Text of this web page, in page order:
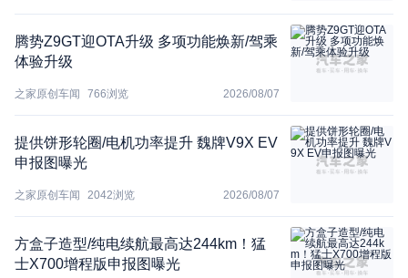
腾势Z9GT迎OTA升级 多项功能焕新/驾乘
体验升级
之家原创车闻 766浏览 2026/08/07
提供饼形轮圈/电机功率提升 魏牌V9X EV
申报图曝光
之家原创车闻 2042浏览 2026/08/07
方盒子造型/纯电续航最高达244km！猛
士X700增程版申报图曝光